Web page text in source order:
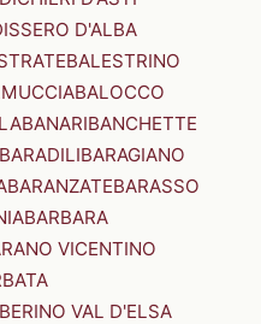
D'ALBA
BALESTRINO
BALOCCO
BANARIBANCHETTE
BARADILIBARAGIANO
BARANZATEBARASSO
BARBARA
VICENTINO
VAL D'ELSA